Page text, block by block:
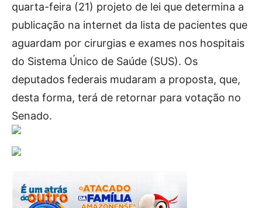
quarta-feira (21) projeto de lei que determina a
publicação na internet da lista de pacientes que
aguardam por cirurgias e exames nos hospitais
do Sistema Único de Saúde (SUS). Os
deputados federais mudaram a proposta, que,
desta forma, terá de retornar para votação no
Senado.